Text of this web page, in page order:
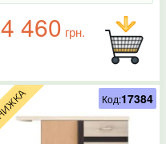
4 460 грн.
Код:17384